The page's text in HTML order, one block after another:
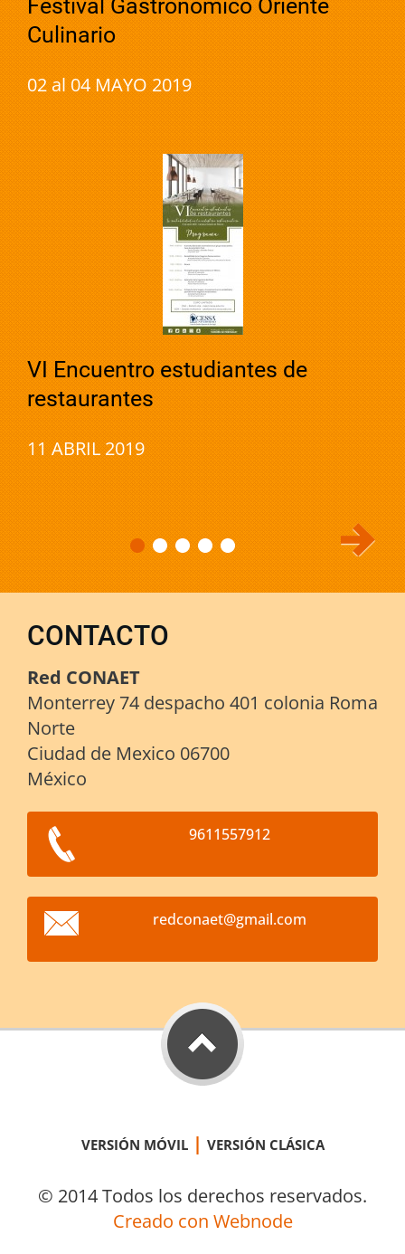
Festival Gastronómico Oriente
Culinario
02 al 04 MAYO 2019
VI Encuentro estudiantes de
restaurantes
11 ABRIL 2019
CONTACTO
Red CONAET
Monterrey 74 despacho 401 colonia Roma
Norte
Ciudad de Mexico 06700
México
9611557912
redconaet@gmail.com
VERSIÓN MÓVIL | VERSIÓN CLÁSICA
© 2014 Todos los derechos reservados.
Creado con Webnode